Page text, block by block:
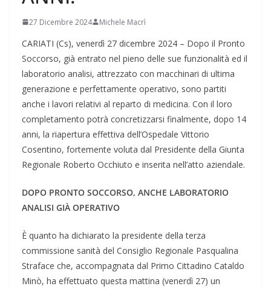
27 Dicembre 2024 Michele Macrì
CARIATI (Cs), venerdì 27 dicembre 2024 – Dopo il Pronto
Soccorso, già entrato nel pieno delle sue funzionalità ed il
laboratorio analisi, attrezzato con macchinari di ultima
generazione e perfettamente operativo, sono partiti
anche i lavori relativi al reparto di medicina. Con il loro
completamento potrà concretizzarsi finalmente, dopo 14
anni, la riapertura effettiva dell’Ospedale Vittorio
Cosentino, fortemente voluta dal Presidente della Giunta
Regionale Roberto Occhiuto e inserita nell’atto aziendale.
DOPO PRONTO SOCCORSO, ANCHE LABORATORIO
ANALISI GIÀ OPERATIVO
È quanto ha dichiarato la presidente della terza
commissione sanità del Consiglio Regionale Pasqualina
Straface che, accompagnata dal Primo Cittadino Cataldo
Minò, ha effettuato questa mattina (venerdì 27) un